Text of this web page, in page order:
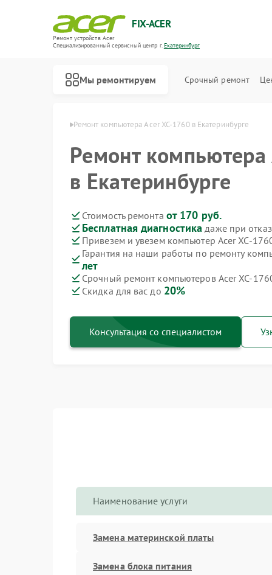
FIX-ACER
Ремонт устройств Acer
Специализированный cервисный центр г.Екатеринбург
Мы ремонтируем Срочный ремонт
Ремонт компьютера Acer XC-1760 в Екатеринбурге
Ремонт компьютера
в Екатеринбурге
Стоимость ремонта от 170 руб.
Бесплатная диагностика даже при
Привезем и увезем компьютер Acer XC-
Гарантия на наши работы по ремонту
лет
Срочный ремонт компьютеров Acer XC-
Скидка для вас до 20%
Консультация со специалистом
Наименование услуги
Замена материнской платы
Замена блока питания